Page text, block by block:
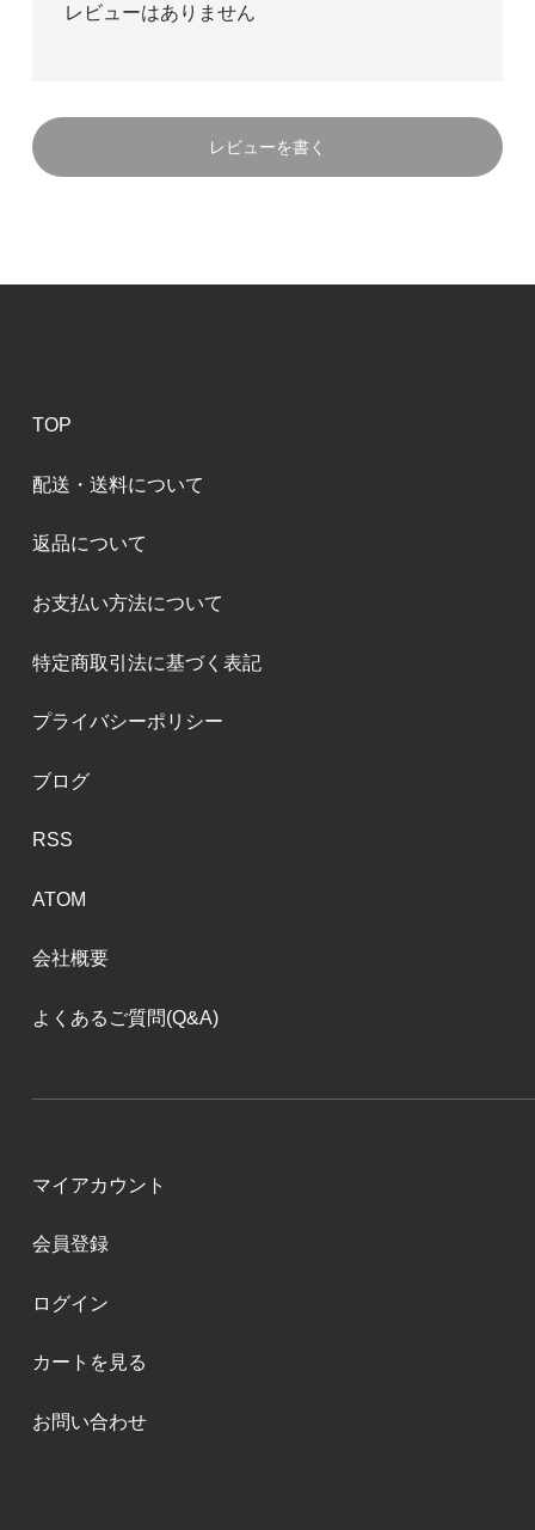
レビューはありません
レビューを書く
TOP
配送・送料について
返品について
お支払い方法について
特定商取引法に基づく表記
プライバシーポリシー
ブログ
RSS
ATOM
会社概要
よくあるご質問(Q&A)
マイアカウント
会員登録
ログイン
カートを見る
お問い合わせ